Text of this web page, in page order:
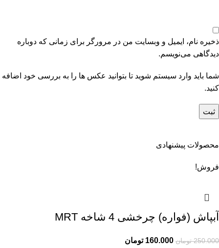
ذخیره نام، ایمیل و وبسایت من در مرورگر برای زمانی که دوباره
دیدگاهی می‌نویسم.
شما باید وارد سیستم شوید تا بتوانید عکس ها را به بررسی خود اضافه
کنید.
محصولات پیشنهادی
فروش!
آبپاش (فواره) چرخشی 4 شاخه MRT
250.000 تومان 160.000 تومان